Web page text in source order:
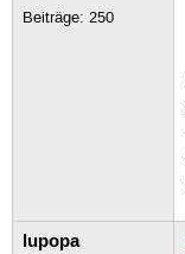
Beiträge:250
lupopa